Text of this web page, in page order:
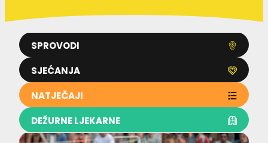
SPROVODI
SJEĆANJA
NATJEČAJI
DEŽURNE LJEKARNE